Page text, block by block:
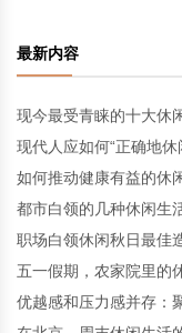
最新内容
现今最受青睐的十大休
现代人应如何“正确地休
如何推动健康有益的休
都市白领的几种休闲生
职场白领休闲秋日最佳
五一假期，农家院里的
优越感和压力感并存：